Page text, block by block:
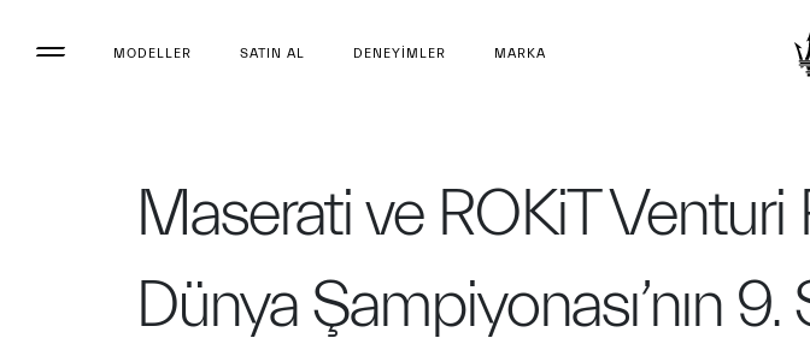
MODELLER SATIN AL DENEYIMLER MARKA
Maserati ve ROKiT
Dünya Şampiyonası’nın